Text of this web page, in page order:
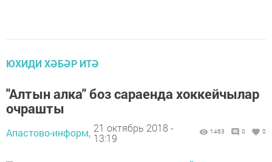
ЮХИДИ ХӘБӘР ИТӘ
"Алтын алка" боз сараенда хоккейчылар
очрашты
Апастово-информ, 21 октябрь 2018 -
13:19
1463 0 0